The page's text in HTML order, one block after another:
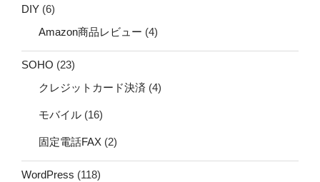
DIY (6)
Amazon商品レビュー (4)
SOHO (23)
クレジットカード決済 (4)
モバイル (16)
固定電話FAX (2)
WordPress (118)